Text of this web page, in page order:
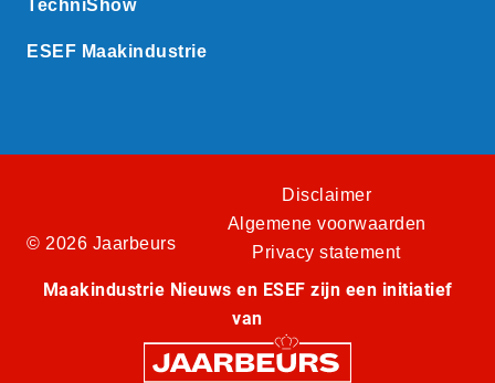
TechniShow
ESEF Maakindustrie
© 2026 Jaarbeurs
Disclaimer
Algemene voorwaarden
Privacy statement
Maakindustrie Nieuws en ESEF zijn een initiatief
van